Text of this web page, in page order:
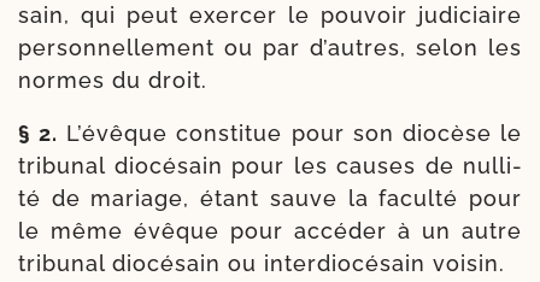
sain, qui peut exer­cer le pou­voir judi­ciaire
per­son­nel­le­ment ou par d’autres, selon les
normes du droit.
§ 2. L’évêque consti­tue pour son dio­cèse le
tri­bu­nal dio­cé­sain pour les causes de nul­li­
té de mariage, étant sauve la facul­té pour
le même évêque pour accé­der à un autre
tri­bu­nal dio­cé­sain ou inter­dio­cé­sain voisin.